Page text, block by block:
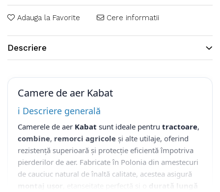
Adauga la Favorite Cere informatii
Descriere
Camere de aer Kabat
ℹ️ Descriere generală
Camerele de aer Kabat sunt ideale pentru tractoare,
combine, remorci agricole și alte utilaje, oferind
rezistență superioară și protecție eficientă împotriva
pierderilor de aer. Fabricate în Polonia din amestecuri
de cauciuc natural de înaltă calitate, acestea asigură
montaj ușor
, etanșeitate perfectă și o
durată lungă